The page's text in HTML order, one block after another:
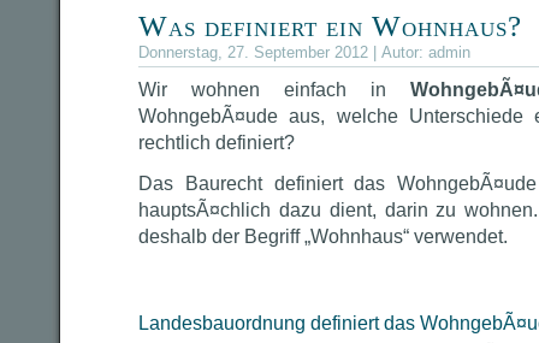
Was definiert ein Wohnhaus?
Donnerstag, 27. September 2012 | Autor: admin
Wir wohnen einfach in
WohngebÃ¤ude aus, welche
rechtlich definiert?
Das Baurecht definiert das
hauptsÃ¤chlich dazu dient, darin zu
deshalb der Begriff „Wohnhaus“ verwendet.
Landesbauordnung definiert das